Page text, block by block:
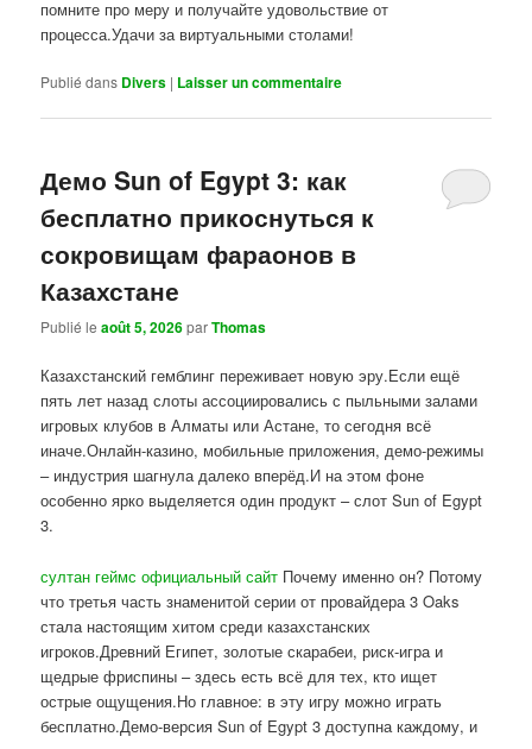
помните про меру и получайте удовольствие от
процесса.Удачи за виртуальными столами!
Publié dans Divers | Laisser un commentaire
Демо Sun of Egypt 3: как
бесплатно прикоснуться к
сокровищам фараонов в
Казахстане
Publié leaoût 5, 2026parThomas
Казахстанский гемблинг переживает новую эру.Если ещё
пять лет назад слоты ассоциировались с пыльными залами
игровых клубов в Алматы или Астане, то сегодня всё
иначе.Онлайн-казино, мобильные приложения, демо-режимы
– индустрия шагнула далеко вперёд.И на этом фоне
особенно ярко выделяется один продукт – слот Sun of Egypt
3.
султан геймс официальный сайт Почему именно он? Потому
что третья часть знаменитой серии от провайдера 3 Oaks
стала настоящим хитом среди казахстанских
игроков.Древний Египет, золотые скарабеи, риск-игра и
щедрые фриспины – здесь есть всё для тех, кто ищет
острые ощущения.Но главное: в эту игру можно играть
бесплатно.Демо-версия Sun of Egypt 3 доступна каждому, и